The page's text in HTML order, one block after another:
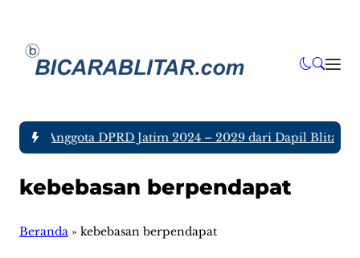
tujuh Anggota DPRD Jatim 2024 – 2029 dari Dapil Blitar
kebebasan berpendapat
Beranda » kebebasan berpendapat